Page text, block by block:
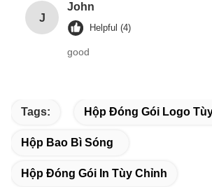
J
John
Helpful (4)
good
Tags: Hộp Đóng Gói Logo
Hộp Bao Bì Sóng
Hộp Đóng Gói In Tùy Chỉnh